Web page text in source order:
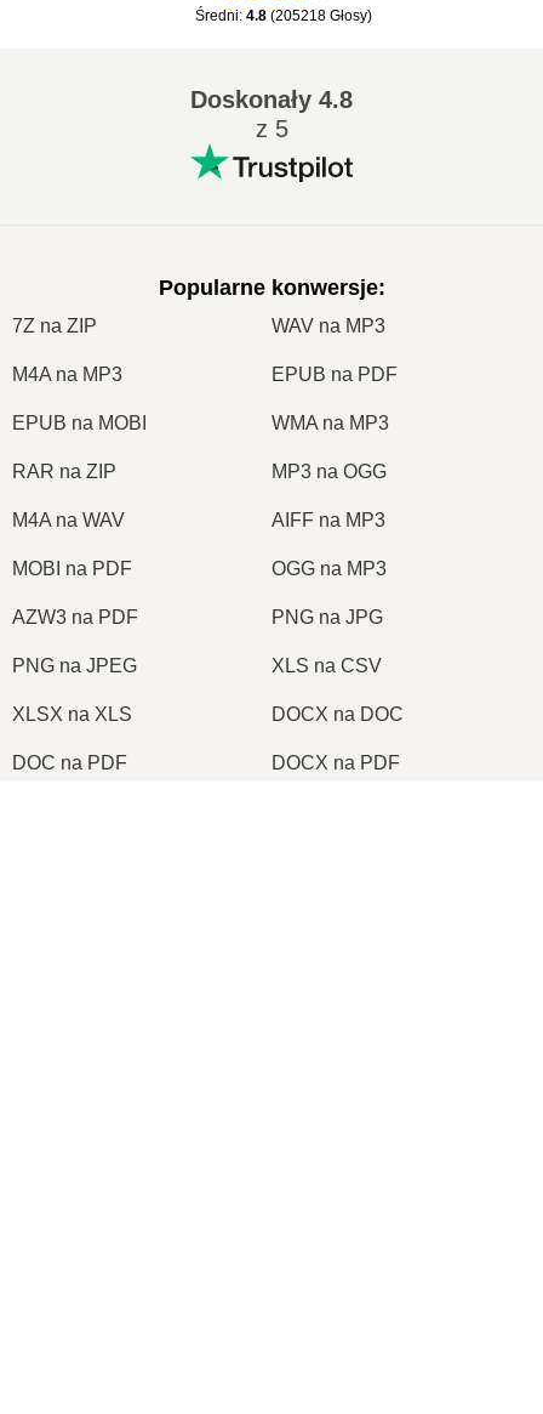
Średni: 4.8 (205218 Głosy)
Doskonały 4.8
z 5
Popularne konwersje:
7Z na ZIP WAV na MP3
M4A na MP3 EPUB na PDF
EPUB na MOBI WMA na MP3
RAR na ZIP MP3 na OGG
M4A na WAV AIFF na MP3
MOBI na PDF OGG na MP3
AZW3 na PDF PNG na JPG
PNG na JPEG XLS na CSV
XLSX na XLS DOCX na DOC
DOC na PDF DOCX na PDF